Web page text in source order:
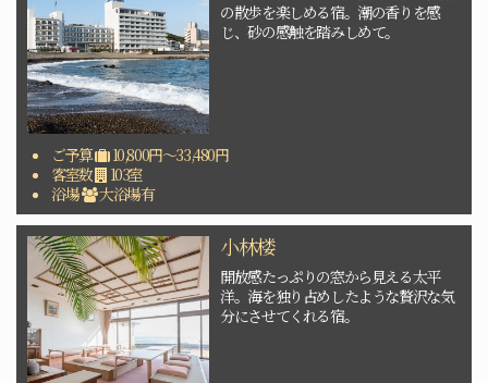
の散歩を楽しめる宿。潮の香りを感
じ、砂の感触を踏みしめて。
ご予算
10,800円～33,480円
客室数
103室
浴場
大浴場有
小林楼
開放感たっぷりの窓から見える太平
洋。海を独り占めしたような贅沢な気
分にさせてくれる宿。